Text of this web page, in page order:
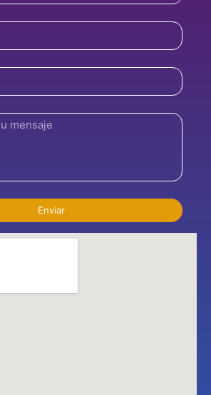
Enviar